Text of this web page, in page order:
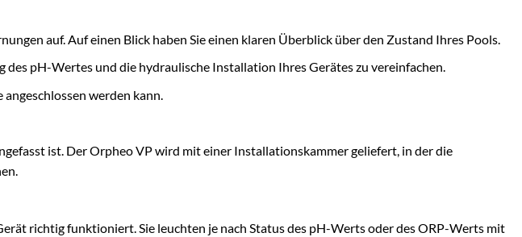
auf. Auf einen Blick haben Sie einen klaren Überblick über den Zustand Ihres Pools.
pH-Wertes und die hydraulische Installation Ihres Gerätes zu vereinfachen.
werden kann.
ist. Der Orpheo VP wird mit einer Installationskammer geliefert, in der die
richtig funktioniert. Sie leuchten je nach Status des pH-Werts oder des ORP-Werts mit